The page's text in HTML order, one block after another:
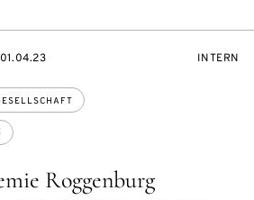
Roggenburg
01.04.23 INTERN